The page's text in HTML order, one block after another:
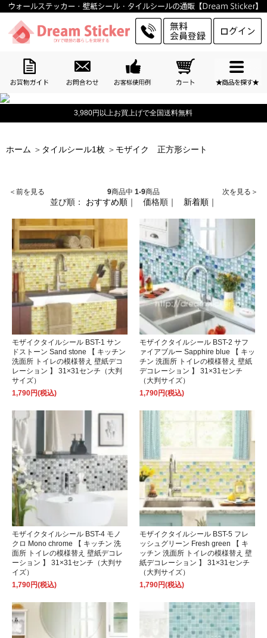
3,980円以上お買上げで全国送料無料
ホーム ＞ タイルシール1枚 ＞ モザイク 正方形シート
＜前を見る 9商品中 1-9商品 次を見る＞
並び順： おすすめ順 ｜ 価格順 ｜ 新着順 ｜
モザイクタイルシール BST-1 サン
ドストーン Sand stone 【 キッチン
洗面所 トイレの模様替え 壁紙デコ
レーション 】 31×31センチ（大判
サイズ）
1,790円(税込)
モザイクタイルシール BST-2 サフ
ァイアブルー Sapphire blue 【 キッ
チン 洗面所 トイレの模様替え 壁紙
デコレーション 】 31×31センチ
（大判サイズ）
1,790円(税込)
モザイクタイルシール BST-4 モノ
クロ Mono chrome 【 キッチン 洗
面所 トイレの模様替え 壁紙デコレ
ーション 】 31×31センチ（大判サ
イズ）
1,790円(税込)
モザイクタイルシール BST-5 フレ
ッシュグリーン Fresh green 【 キ
ッチン 洗面所 トイレの模様替え 壁
紙デコレーション 】 31×31センチ
（大判サイズ）
1,790円(税込)